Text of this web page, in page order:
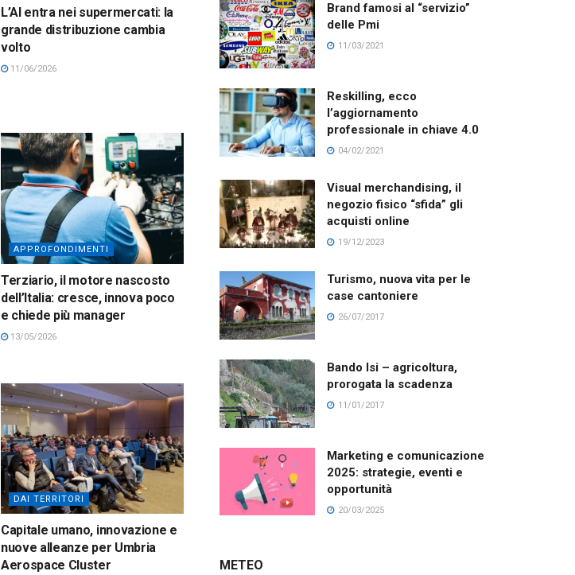
L’AI entra nei supermercati: la
grande distribuzione cambia
volto
11/06/2026
APPROFONDIMENTI
Terziario, il motore nascosto
dell’Italia: cresce, innova poco
e chiede più manager
13/05/2026
DAI TERRITORI
Capitale umano, innovazione e
nuove alleanze per Umbria
Aerospace Cluster
Brand famosi al “servizio”
delle Pmi
11/03/2021
Reskilling, ecco
l’aggiornamento
professionale in chiave 4.0
04/02/2021
Visual merchandising, il
negozio fisico “sfida” gli
acquisti online
19/12/2023
Turismo, nuova vita per le
case cantoniere
26/07/2017
Bando Isi – agricoltura,
prorogata la scadenza
11/01/2017
Marketing e comunicazione
2025: strategie, eventi e
opportunità
20/03/2025
METEO